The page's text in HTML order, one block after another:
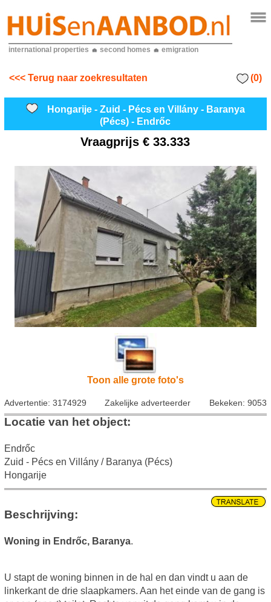
international properties second homes emigration
<<< Terug naar zoekresultaten (0)
Hongarije - Zuid - Pécs en Villány - Baranya
(Pécs) - Endrőc
Vraagprijs€ 33.333
Toon alle grote foto's
Advertentie: 3174929 Zakelijke adverteerder Bekeken: 9053
Locatie van het object:
Endrőc
Zuid - Pécs en Villány / Baranya (Pécs)
Hongarije
Beschrijving:
Woning in Endrőc, Baranya.
U stapt de woning binnen in de hal en dan vindt u aan de
linkerkant de drie slaapkamers. Aan het einde van de gang is